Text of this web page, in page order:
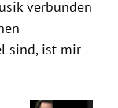
verbunden
sind, ist mir